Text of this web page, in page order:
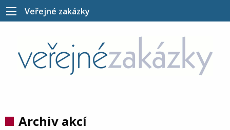
Veřejné zakázky
Archiv akcí